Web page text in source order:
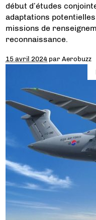
début d’études
adaptations
missions de
reconnaissance.
15 avril 2024 parAerobuzz